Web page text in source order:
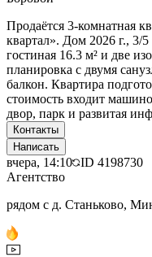
Продаётся 3-комнатная
квартал». Дом 2026 г., 3/
гостиная 16.3 м² и две
планировка с двумя
балкон. Квартира
стоимость входит
двор, парк и развитая
Контакты
Написать
вчера, 14:10 ID 4198730
Агентство
рядом с д. Станьково,